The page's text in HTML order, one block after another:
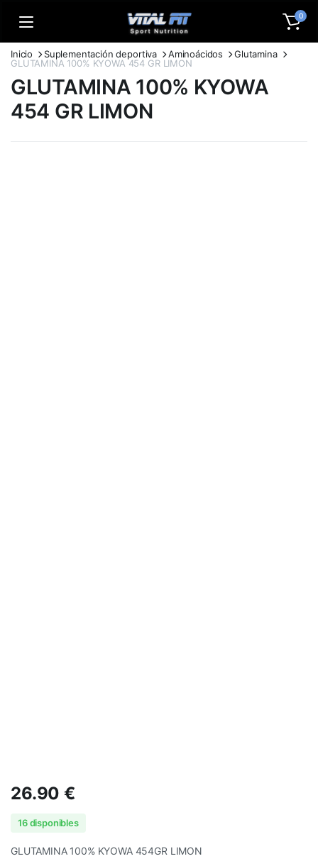
0
Inicio Suplementación deportiva Aminoácidos
Glutamina
GLUTAMINA 100% KYOWA 454 GR LIMON
GLUTAMINA 100% KYOWA
454 GR LIMON
26.90€
16 disponibles
GLUTAMINA 100% KYOWA 454GR LIMON